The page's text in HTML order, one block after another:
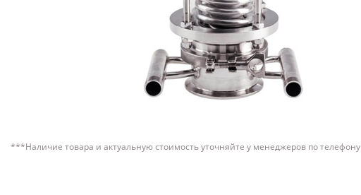
***Наличие товара и актуальную стоимость уточняйте у менеджеров по телефону